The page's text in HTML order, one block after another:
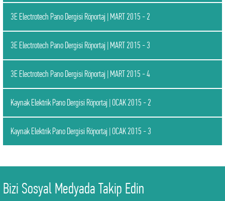
3E Electrotech Pano Dergisi Röportaj | MART 2015 - 2
3E Electrotech Pano Dergisi Röportaj | MART 2015 - 3
3E Electrotech Pano Dergisi Röportaj | MART 2015 - 4
Kaynak Elektrik Pano Dergisi Röportaj | OCAK 2015 - 2
Kaynak Elektrik Pano Dergisi Röportaj | OCAK 2015 - 3
Bizi Sosyal Medyada Takip Edin